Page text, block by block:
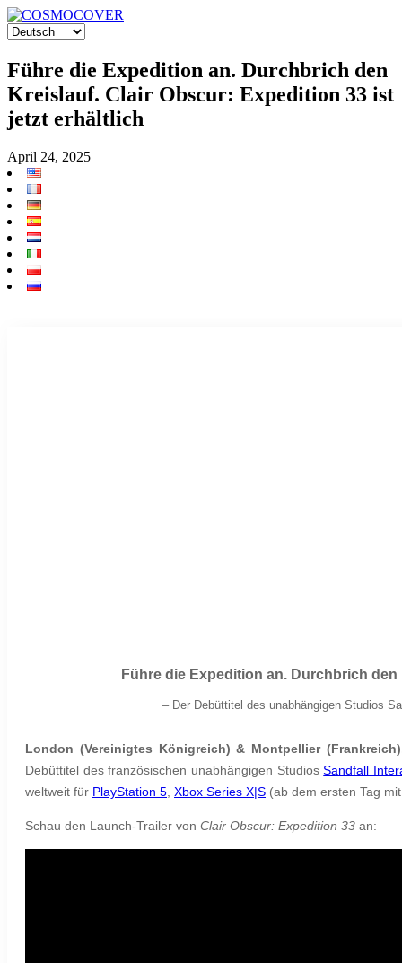
Führe die Expedition an. Durchbrich den
Kreislauf. Clair Obscur: Expedition 33 ist
jetzt erhältlich
April 24, 2025
Führe die Expedition an. Durchbrich
– Der Debüttitel des unabhängigen Studios
London (Vereinigtes Königreich) & Montpellier
Debüttitel des französischen unabhängigen StudiosSandfall
weltweit für PlayStation 5 Xbox Series X|S (ab dem ersten Tag
Schau den Launch-Trailer von Clair Obscur: Expedition 33 an: